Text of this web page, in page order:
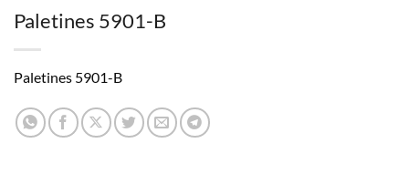
Paletines 5901-B
Paletines 5901-B